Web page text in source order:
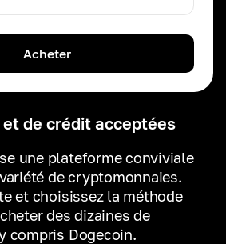
de crédit acceptées
une plateforme conviviale
de cryptomonnaies.
et choisissez la méthode
des dizaines de
compris Dogecoin.
Acheter